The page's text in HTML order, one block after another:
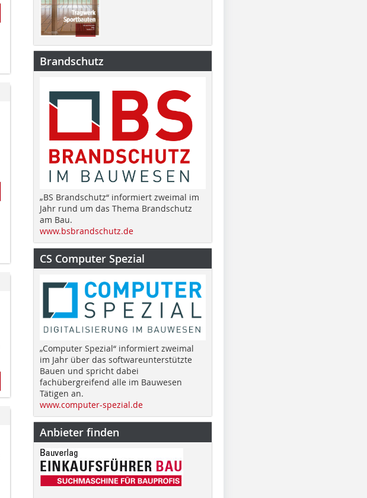
Brandschutz
„BS Brandschutz“ informiert zweimal im
Jahr rund um das Thema Brandschutz
am Bau.
www.bsbrandschutz.de
CS Computer Spezial
„Computer Spezial“ informiert zweimal
im Jahr über das softwareunterstützte
Bauen und spricht dabei
fachübergreifend alle im Bauwesen
Tätigen an.
www.computer-spezial.de
Anbieter finden